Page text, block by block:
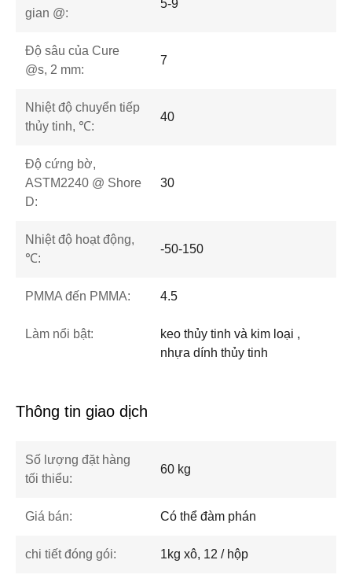
gian @:
5-9
Độ sâu của Cure
@s, 2 mm:
7
Nhiệt độ chuyển tiếp
thủy tinh, ℃:
40
Độ cứng bờ,
ASTM2240 @ Shore
D:
30
Nhiệt độ hoạt động,
℃:
-50-150
PMMA đến PMMA: 4.5
Làm nổi bật:
keo thủy tinh và kim loại ,
nhựa dính thủy tinh
Thông tin giao dịch
Số lượng đặt hàng
tối thiểu:
60 kg
Giá bán: Có thể đàm phán
chi tiết đóng gói: 1kg xô, 12 / hộp